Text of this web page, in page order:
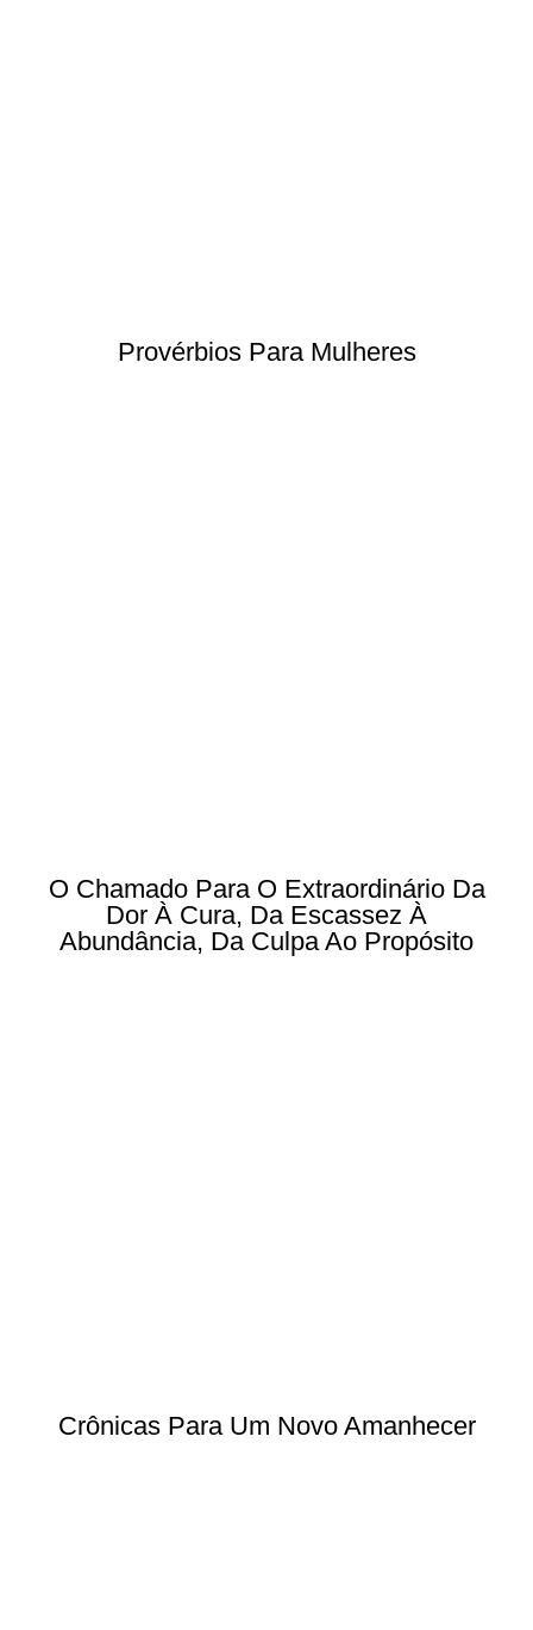
Provérbios Para Mulheres
O Chamado Para O Extraordinário Da
Dor À Cura, Da Escassez À
Abundância, Da Culpa Ao Propósito
Crônicas Para Um Novo Amanhecer